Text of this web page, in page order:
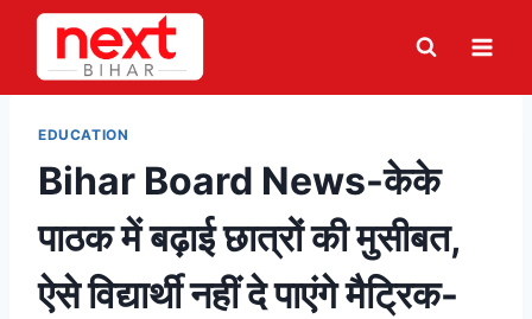
Skip
content
EDUCATION
Bihar Board News-केके
पाठक में बढ़ाई छात्रों की मुसीबत,
ऐसे विद्यार्थी नहीं दे पाएंगे मैट्रिक-